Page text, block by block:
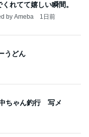
れてて嬉しい瞬間。
by Ameba 1日前
うどん
衆で中ちゃん釣行 写メ